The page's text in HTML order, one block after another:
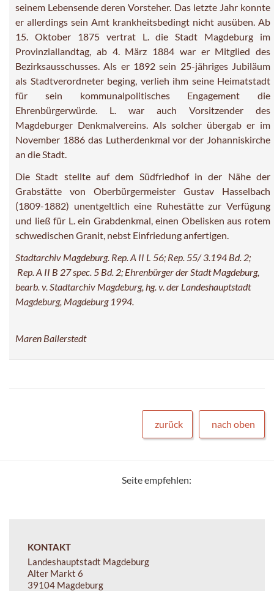
seinem Lebensende deren Vorsteher. Das letzte Jahr konnte
er allerdings sein Amt krankheitsbedingt nicht ausüben. Ab
15. Oktober 1875 vertrat L. die Stadt Magdeburg im
Provinziallandtag, ab 4. März 1884 war er Mitglied des
Bezirksausschusses. Als er 1892 sein 25-jähriges Jubiläum
als Stadtverordneter beging, verlieh ihm seine Heimatstadt
für sein kommunalpolitisches Engagement die
Ehrenbürgerwürde. L. war auch Vorsitzender des
Magdeburger Denkmalvereins. Als solcher übergab er im
November 1886 das Lutherdenkmal vor der Johanniskirche
an die Stadt.
Die Stadt stellte auf dem Südfriedhof in der Nähe der
Grabstätte von Oberbürgermeister Gustav Hasselbach
(1809-1882) unentgeltlich eine Ruhestätte zur Verfügung
und ließ für L. ein Grabdenkmal, einen Obelisken aus rotem
schwedischen Granit, nebst Einfriedung anfertigen.
Stadtarchiv Magdeburg. Rep. A II L 56; Rep. 55/ 3.194 Bd. 2;
Rep. A II B 27 spec. 5 Bd. 2; Ehrenbürger der Stadt Magdeburg,
bearb. v. Stadtarchiv Magdeburg, hg. v. der Landeshauptstadt
Magdeburg, Magdeburg 1994.
Maren Ballerstedt
zurück nach oben
Seite empfehlen:
KONTAKT
Landeshauptstadt Magdeburg
Alter Markt 6
39104 Magdeburg